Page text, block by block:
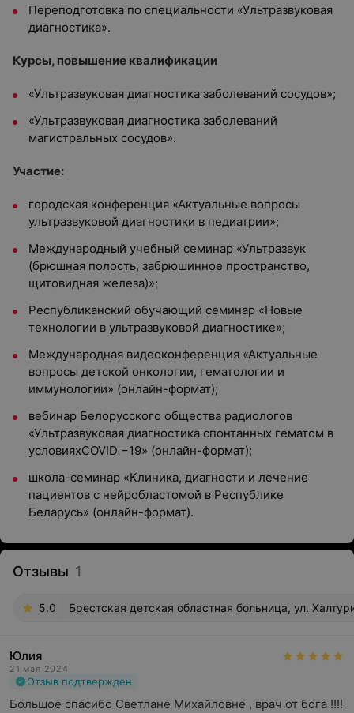
Переподготовка по специальности «Ультразвуковая
диагностика».
Курсы, повышение квалификации
«Ультразвуковая диагностика заболеваний сосудов»;
«Ультразвуковая диагностика заболеваний
магистральных сосудов».
Участие:
городская конференция «Актуальные вопросы
ультразвуковой диагностики в педиатрии»;
Международный учебный семинар «Ультразвук
(брюшная полость, забрюшинное пространство,
щитовидная железа)»;
Республиканский обучающий семинар «Новые
технологии в ультразвуковой диагностике»;
Международная видеоконференция «Актуальные
вопросы детской онкологии, гематологии и
иммунологии» (онлайн-формат);
вебинар Белорусского общества радиологов
«Ультразвуковая диагностика спонтанных гематом в
условияхCOVID −19» (онлайн-формат);
школа-семинар «Клиника, диагности и лечение
пациентов с нейробластомой в Республике
Беларусь» (онлайн-формат).
Отзывы 1
5.0 Брестская детская областная больница, ул.
Юлия
21 мая 2024
Отзыв подтвержден
Большое спасибо Светлане Михайловне , врач от бога !!!!